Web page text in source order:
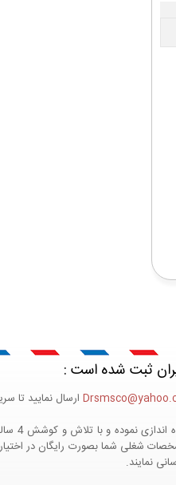
ثبت شده است :
ارسال نمایید تا
پرتال
شما بصورت رایگان در اختیار
نمایند.